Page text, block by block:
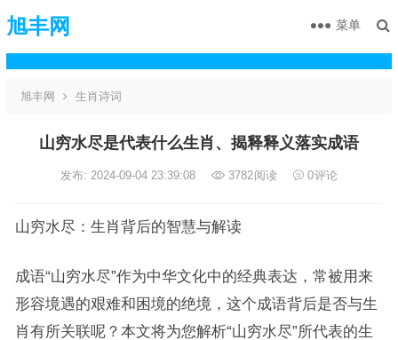
旭丰网 菜单
旭丰网 生肖诗词
山穷水尽是代表什么生肖、揭释释义落实成语
发布: 2024-09-04 23:39:08 3782阅读 0评论
山穷水尽：生肖背后的智慧与解读
成语“山穷水尽”作为中华文化中的经典表达，常被用来
形容境遇的艰难和困境的绝境，这个成语背后是否与生
肖有所关联呢？本文将为您解析“山穷水尽”所代表的生